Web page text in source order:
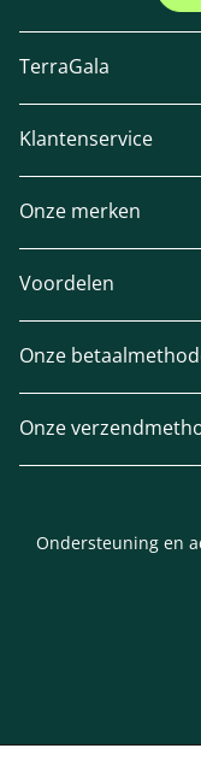
TerraGala
Klantenservice
Onze merken
Voordelen
Onze
Onze
Ondersteuning en